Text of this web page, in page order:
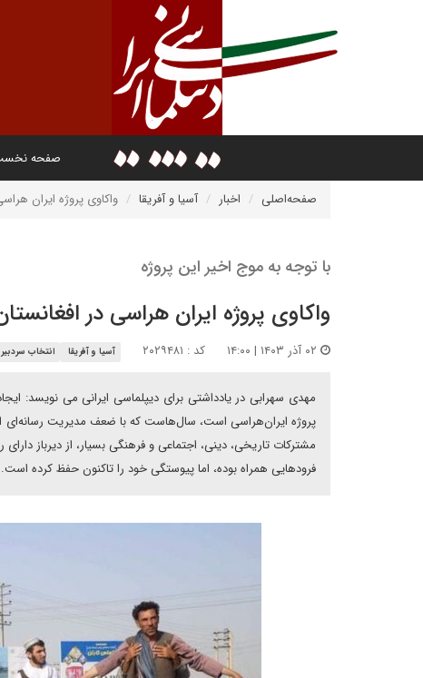
صفحه
صفحه‌اصلی اخبار آسیا و آفریقا واکاوی پروژه ایران
با توجه به موج اخیر این پروژه
واکاوی پروژه ایران هراسی در
کد : ۲۰۲۹۴۸۱ آسیا و آفریقا انتخاب سردبیر
مهدی سهرابی در یادداشتی برای دیپلماسی ایرانی می نویسد:
پروژه ایران‌هراسی است، سال‌هاست که با ضعف مدیریت رسانه‌ای
مشترکات تاریخی، دینی، اجتماعی و فرهنگی بسیار، از دﯾﺮﺑﺎز
ﻓﺮودﻫﺎﯾﯽ ﻫﻤﺮاه ﺑﻮده، اﻣﺎ پیوستگی خود را تاکنون حفظ کرده اﺳﺖ.